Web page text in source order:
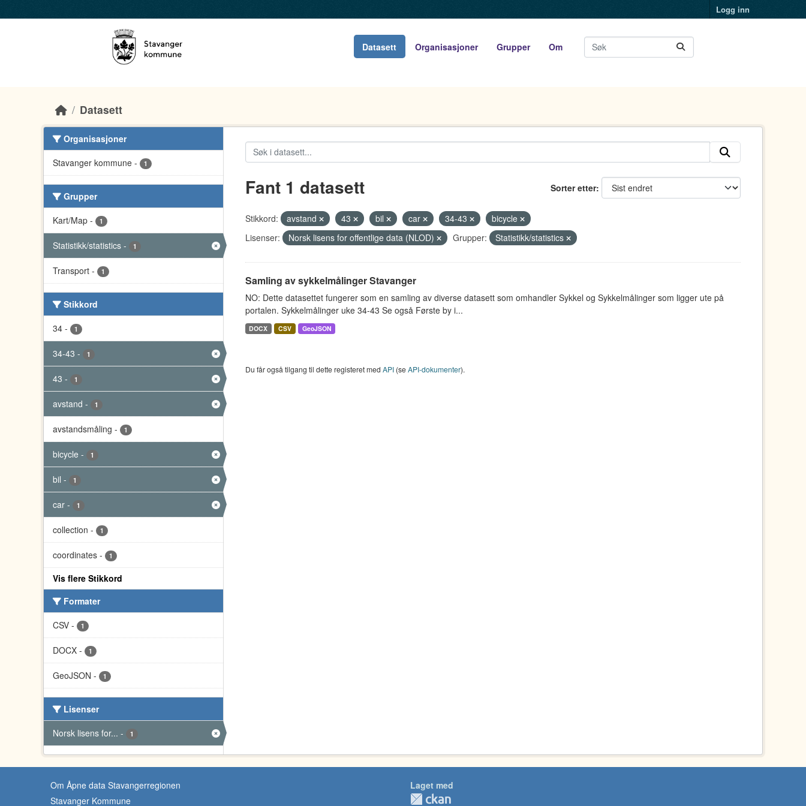
Logg inn
Datasett Organisasjoner Grupper Om
Datasett
Organisasjoner
Stavanger kommune - 1
Grupper
Kart/Map - 1
Statistikk/statistics - 1
Transport - 1
Stikkord
34 - 1
34-43 - 1
43 - 1
avstand - 1
avstandsmåling - 1
bicycle - 1
bil - 1
car - 1
collection - 1
coordinates - 1
Vis flere Stikkord
Formater
CSV - 1
DOCX - 1
GeoJSON - 1
Lisenser
Norsk lisens for... - 1
Sorter etter
Fant 1 datasett
Stikkord: avstand 43 bil car 34-43
bicycle
Lisenser:
Norsk lisens for offentlige data (NLOD) Grupper: Statistikk/statistics
Samling av sykkelmålinger Stavanger
NO: Dette datasettet fungerer som en samling av diverse datasett som omhandler Sykkel og Sykkelmålinger som ligger ute på
portalen. Sykkelmålinger uke 34-43 Se også Første by i...
DOCX CSV GeoJSON
Du får også tilgang til dette registeret med API(seAPI-dokumenter).
Om Åpne data Stavangerregionen
Stavanger Kommune
Laget med